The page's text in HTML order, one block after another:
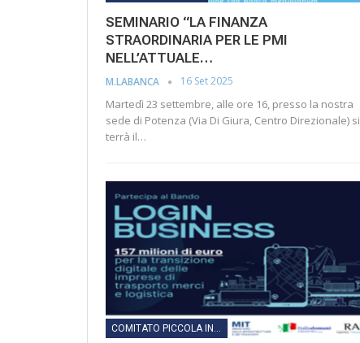
SEMINARIO “LA FINANZA
STRAORDINARIA PER LE PMI
NELL’ATTUALE…
M.LABANCA 16 Set 2025
Martedì 23 settembre, alle ore 16, presso la nostra
sede di Potenza (Via Di Giura, Centro Direzionale) si
terrà il…